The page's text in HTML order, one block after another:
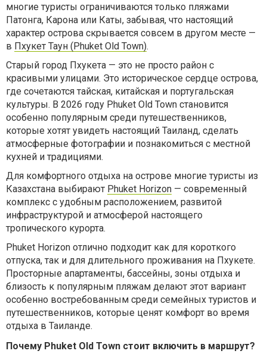
многие туристы ограничиваются только пляжами
Патонга, Карона или Каты, забывая, что настоящий
характер острова скрывается совсем в другом месте —
в Пхукет Таун (Phuket Old Town).
Старый город Пхукета — это не просто район с
красивыми улицами. Это историческое сердце острова,
где сочетаются тайская, китайская и португальская
культуры. В 2026 году Phuket Old Town становится
особенно популярным среди путешественников,
которые хотят увидеть настоящий Таиланд, сделать
атмосферные фотографии и познакомиться с местной
кухней и традициями.
Для комфортного отдыха на острове многие туристы из
Казахстана выбирают Phuket Horizon — современный
комплекс с удобным расположением, развитой
инфраструктурой и атмосферой настоящего
тропического курорта.
Phuket Horizon отлично подходит как для короткого
отпуска, так и для длительного проживания на Пхукете.
Просторные апартаменты, бассейны, зоны отдыха и
близость к популярным пляжам делают этот вариант
особенно востребованным среди семейных туристов и
путешественников, которые ценят комфорт во время
отдыха в Таиланде.
Почему Phuket Old Town стоит включить в маршрут?